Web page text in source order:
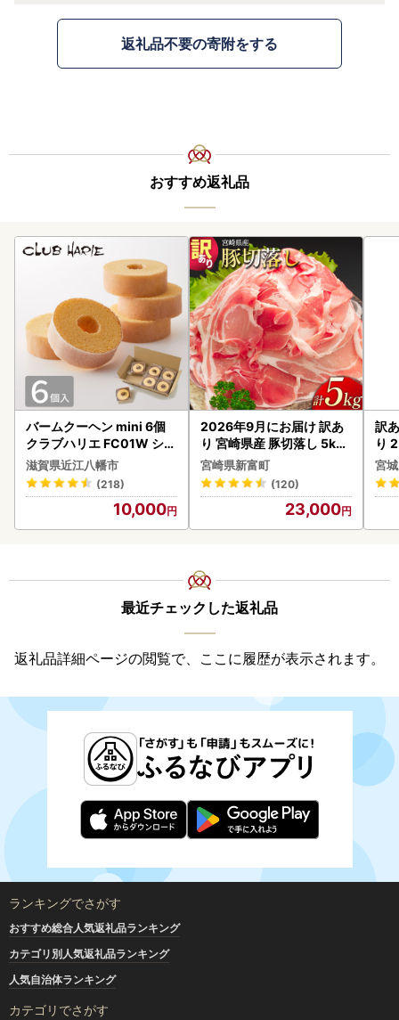
返礼品不要の寄附をする
おすすめ返礼品
バームクーヘン mini 6個
クラブハリエ FC01W シェ
アボックス バウムクーヘ
ン
滋賀県近江八幡市
(218)
10,000
2026年9月にお届け 訳あ
り 宮崎県産 豚切落し 5kg
C325-2506-2609
宮崎県新富町
(120)
23,000
訳
り
鮭
宮
最近チェックした返礼品
返礼品詳細ページの閲覧で、ここに履歴が表示されます。
ランキングでさがす
おすすめ総合人気返礼品ランキング
カテゴリ別人気返礼品ランキング
人気自治体ランキング
カテゴリでさがす